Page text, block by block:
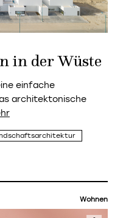
in der Wüste
einfache
architektonische
Wohnen